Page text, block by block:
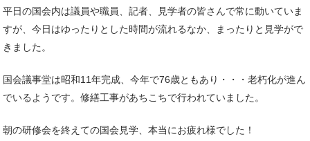
平日の国会内は議員や職員、記者、見学者の皆さんで常に動いていま
すが、今日はゆったりとした時間が流れるなか、まったりと見学がで
きました。
国会議事堂は昭和11年完成、今年で76歳ともあり・・・老朽化が進ん
でいるようです。修繕工事があちこちで行われていました。
朝の研修会を終えての国会見学、本当にお疲れ様でした！